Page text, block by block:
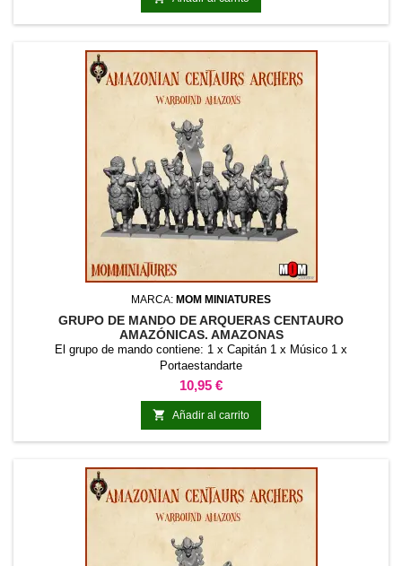
MARCA: MOM MINIATURES
GRUPO DE MANDO DE ARQUERAS CENTAURO
AMAZÓNICAS. AMAZONAS
El grupo de mando contiene: 1 x Capitán 1 x Músico 1 x
Portaestandarte
Precio
10,95 €
 Añadir al carrito